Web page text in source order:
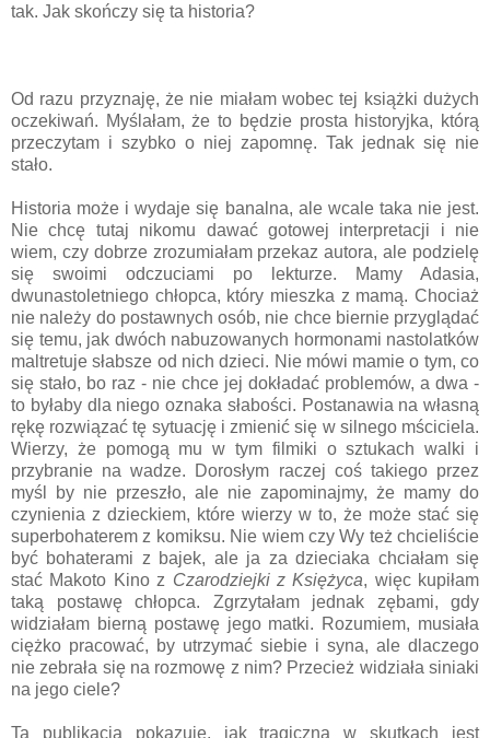
tak. Jak skończy się ta historia?
Od razu przyznaję, że nie miałam wobec tej książki dużych
oczekiwań. Myślałam, że to będzie prosta historyjka, którą
przeczytam i szybko o niej zapomnę. Tak jednak się nie
stało.
Historia może i wydaje się banalna, ale wcale taka nie jest.
Nie chcę tutaj nikomu dawać gotowej interpretacji i nie
wiem, czy dobrze zrozumiałam przekaz autora, ale podzielę
się swoimi odczuciami po lekturze. Mamy Adasia,
dwunastoletniego chłopca, który mieszka z mamą. Chociaż
nie należy do postawnych osób, nie chce biernie przyglądać
się temu, jak dwóch nabuzowanych hormonami nastolatków
maltretuje słabsze od nich dzieci. Nie mówi mamie o tym, co
się stało, bo raz - nie chce jej dokładać problemów, a dwa -
to byłaby dla niego oznaka słabości. Postanawia na własną
rękę rozwiązać tę sytuację i zmienić się w silnego mściciela.
Wierzy, że pomogą mu w tym filmiki o sztukach walki i
przybranie na wadze. Dorosłym raczej coś takiego przez
myśl by nie przeszło, ale nie zapominajmy, że mamy do
czynienia z dzieckiem, które wierzy w to, że może stać się
superbohaterem z komiksu. Nie wiem czy Wy też chcieliście
być bohaterami z bajek, ale ja za dzieciaka chciałam się
stać Makoto Kino z Czarodziejki z Księżyca, więc kupiłam
taką postawę chłopca. Zgrzytałam jednak zębami, gdy
widziałam bierną postawę jego matki. Rozumiem, musiała
ciężko pracować, by utrzymać siebie i syna, ale dlaczego
nie zebrała się na rozmowę z nim? Przecież widziała siniaki
na jego ciele?
Ta publikacja pokazuje, jak tragiczna w skutkach jest